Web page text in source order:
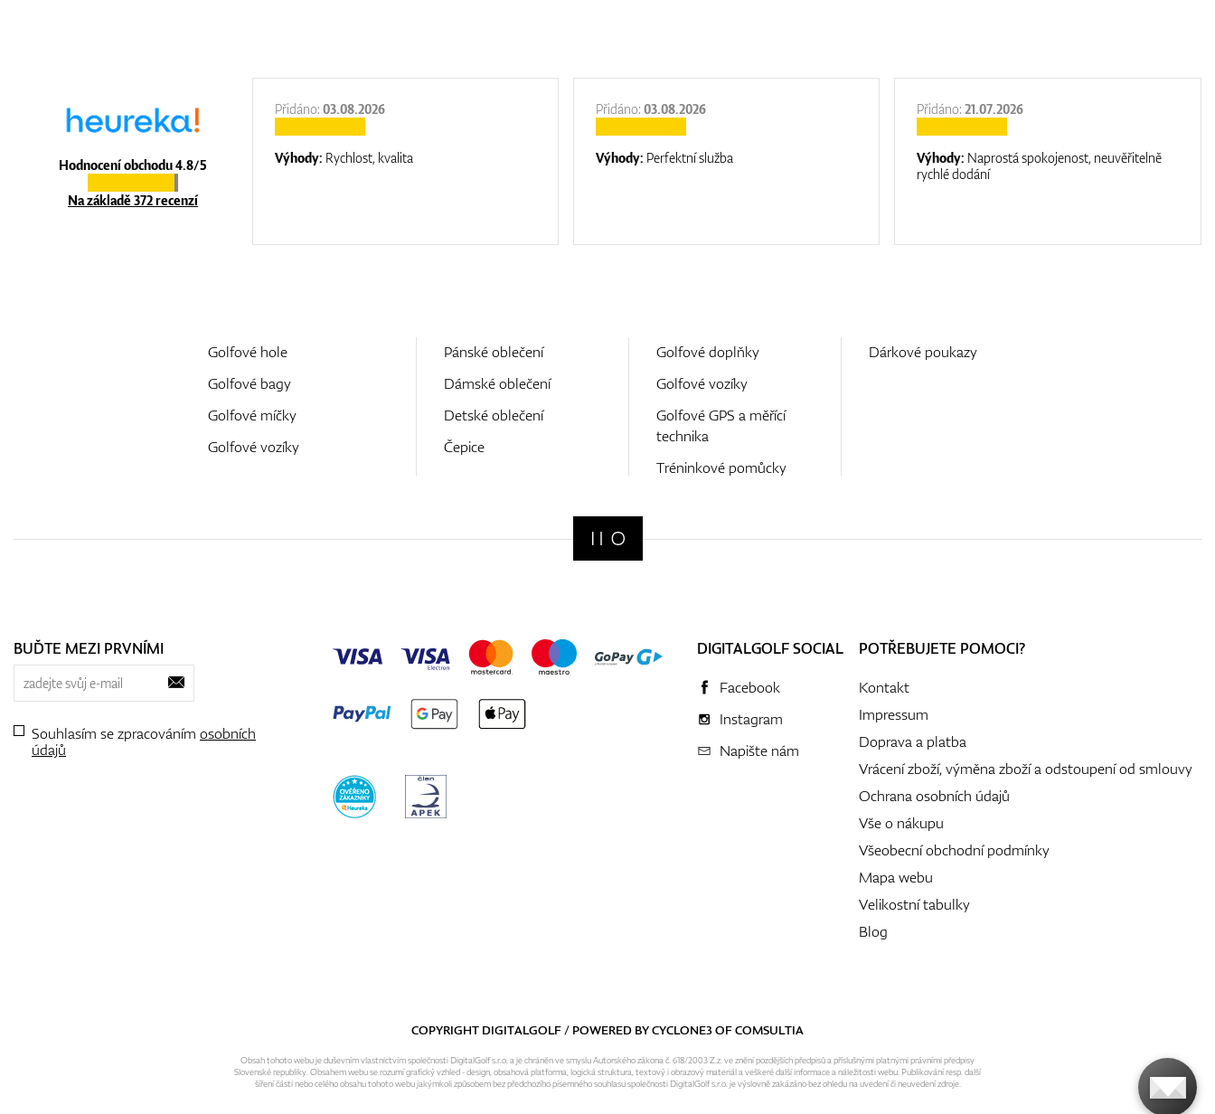
Hodnocení obchodu 4.8/5
Na základě 372 recenzí
Přidáno:03.08.2026
Výhody: Rychlost, kvalita
Přidáno:03.08.2026
Výhody: Perfektní služba
Přidáno:21.07.2026
Výhody: Naprostá spokojenost, neuvěřitelně
rychlé dodání
Golfové hole
Golfové bagy
Golfové míčky
Golfové vozíky
Pánské oblečení
Dámské oblečení
Detské oblečení
Čepice
Golfové doplňky
Golfové vozíky
Golfové GPS a měřící
technika
Tréninkové pomůcky
Dárkové poukazy
BUĎTE MEZI PRVNÍMI
Souhlasím se zpracováním osobních
údajů
DIGITALGOLF SOCIAL
Facebook
Instagram
Napište nám
POTŘEBUJETE POMOCI?
Kontakt
Impressum
Doprava a platba
Vrácení zboží, výměna zboží a odstoupení od smlouvy
Ochrana osobních údajů
Vše o nákupu
Všeobecní obchodní podmínky
Mapa webu
Velikostní tabulky
Blog
COPYRIGHT DIGITALGOLF / POWERED BYCYCLONE3OFCOMSULTIA
Obsah tohoto webu je duševním vlastnictvím společnosti DigitalGolf s.r.o. a je chráněn ve smyslu Autorského zákona č. 618/2003 Z.z. ve znění pozdějších předpisů a příslušnými platnými právními předpisy
Slovenské republiky. Obsahem webu se rozumí grafický vzhled - design, obsahová platforma, logická struktura, textový i obrazový materiál a veškeré další informace a náležitosti webu. Publikování resp. další
šíření části nebo celého obsahu tohoto webu jakýmkoli způsobem bez předchozího písemného souhlasu společnosti DigitalGolf s.r.o. je výslovně zakázáno bez ohledu na uvedení či neuvedení zdroje.